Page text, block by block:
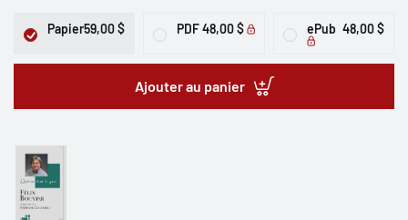
Papier59,00 $ PDF48,00 $ ePub 48,00 $
Ajouter au panier